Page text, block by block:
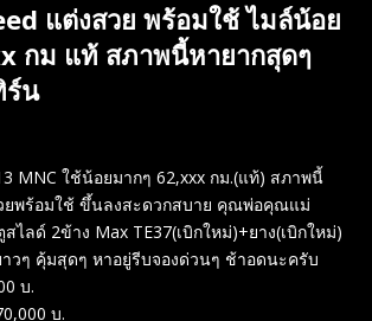
แต่งสวย​ พร้อมใช้ ไมล์น้อย
กม แท้​ สภาพนี้หายากสุดๆ
ร์น
MNC​ ใช้น้อยมากๆ 62,xxx กม.(แท้)​ สภาพนี้
ยพร้อมใช้ ขึ้นลงสะดวกสบาย คุณพ่อคุณแม่
ไลด์ 2ข้าง Max TE37(เบิกใหม่)​+ยาง(เบิกใหม่)​
วๆ คุ้มสุดๆ หาอยู่รีบจองด่วนๆ ช้าอดนะครับ
บ.
บ.